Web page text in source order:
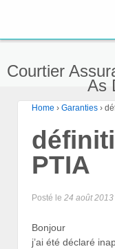
Courtier
As
Home › Garanties ›
PTIA
Posté le 24 août 2013
Bonjour
j’ai été déclaré